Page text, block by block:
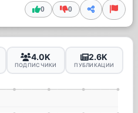
0 0
4.0K
ПОДПИСЧИКИ
2.6K
ПУБЛИКАЦИИ